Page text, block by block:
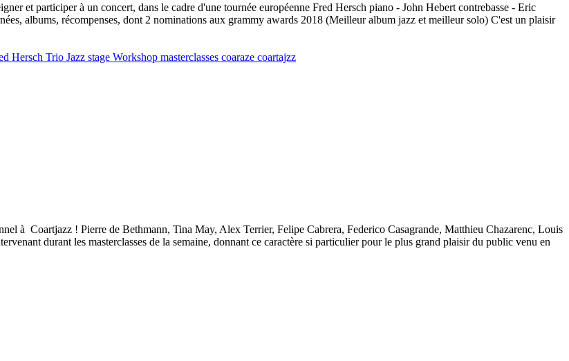
et participer à un concert, dans le cadre d'une tournée européenne Fred Hersch piano - John Hebert contrebasse - Eric
albums, récompenses, dont 2 nominations aux grammy awards 2018 (Meilleur album jazz et meilleur solo) C'est un plaisir
Hersch Trio Jazz stage Workshop masterclasses coaraze coartajzz
à Coartjazz ! Pierre de Bethmann, Tina May, Alex Terrier, Felipe Cabrera, Federico Casagrande, Matthieu Chazarenc, Louis
durant les masterclasses de la semaine, donnant ce caractère si particulier pour le plus grand plaisir du public venu en